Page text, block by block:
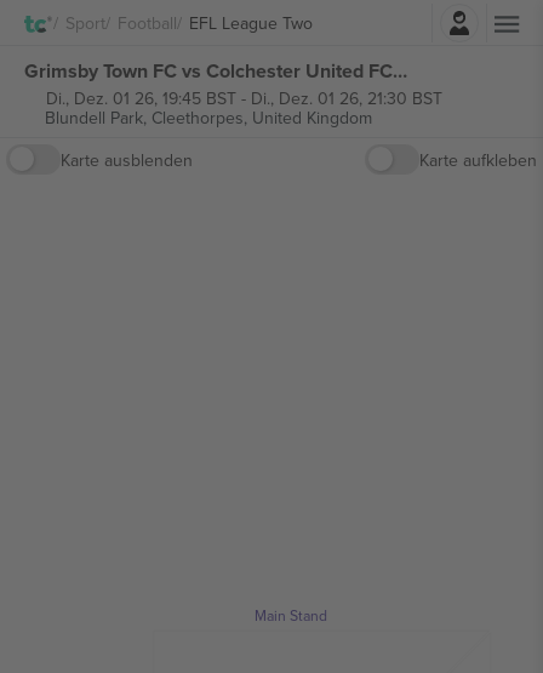
Sport Football EFL League TwoEinloggen
Grimsby Town FC vs Colchester United FC EFL League Two tickets
Di., Dez. 01 26, 19:45 BST- Di., Dez. 01 26, 21:30 BST
Blundell Park, Cleethorpes, United Kingdom
Karte ausblenden
Karte aufkleben
Main Stand